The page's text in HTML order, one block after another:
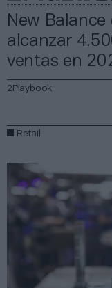
New
alcanzar
ventas en
2Playbook
Retail